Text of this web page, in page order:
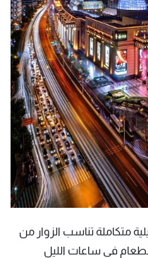
متكاملة تناسب الزوار من
في ساعات الليل